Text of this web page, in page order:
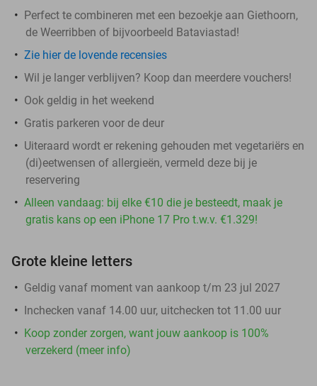
Perfect te combineren met een bezoekje aan Giethoorn,
de Weerribben of bijvoorbeeld Bataviastad!
Zie hier de lovende recensies
Wil je langer verblijven? Koop dan meerdere vouchers!
Ook geldig in het weekend
Gratis parkeren voor de deur
Uiteraard wordt er rekening gehouden met vegetariërs en
(di)eetwensen of allergieën, vermeld deze bij je
reservering
Alleen vandaag: bij elke €10 die je besteedt, maak je
gratis kans op een iPhone 17 Pro t.w.v. €1.329!
Grote kleine letters
Geldig vanaf moment van aankoop t/m 23 jul 2027
Inchecken vanaf 14.00 uur, uitchecken tot 11.00 uur
Koop zonder zorgen, want jouw aankoop is 100%
verzekerd (meer info)